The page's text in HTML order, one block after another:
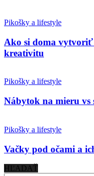
Pikošky a lifestyle
Ako si doma
kreativitu
Pikošky a lifestyle
Nábytok na mieru vs
Pikošky a lifestyle
Vačky pod očami a
HĽADAŤ